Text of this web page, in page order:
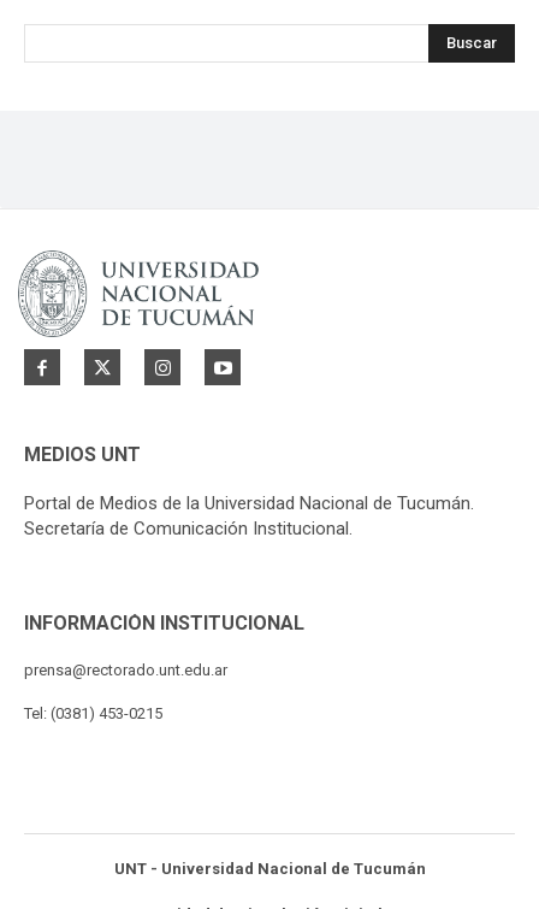
Buscar
MEDIOS UNT
Portal de Medios de la Universidad Nacional de Tucumán.
Secretaría de Comunicación Institucional.
INFORMACIÓN INSTITUCIONAL
prensa@rectorado.unt.edu.ar
Tel: (0381) 453-0215
UNT - Universidad Nacional de Tucumán